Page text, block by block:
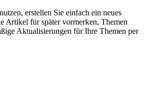
erstellen Sie einfach ein neues
Artikel für später vormerken, Themen
Aktualisierungen für Ihre Themen per